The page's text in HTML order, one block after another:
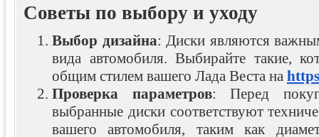
Советы по выбору и уходу
Выбор дизайна: Диски являются
вида автомобиля. Выбирайте такие,
общим стилем вашего Лада Веста на
Проверка параметров: Перед
выбранные диски соответствуют
вашего автомобиля, таким как